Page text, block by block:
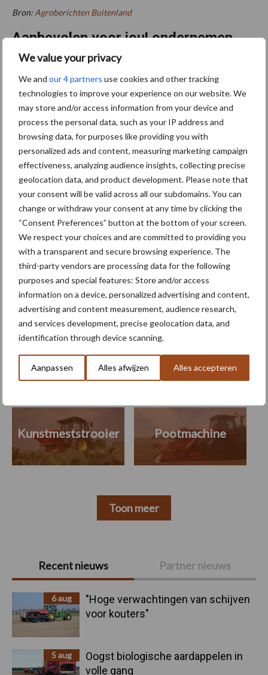
We value your privacy
We and our 4 partners use cookies and other tracking
technologies to improve your experience on our website. We
may store and/or access information from your device and
process the personal data, such as your IP address and
browsing data, for purposes like providing you with
personalized ads and content, measuring marketing campaign
effectiveness, analyzing audience insights, collecting precise
geolocation data, and product development. Please note that
your consent will be valid across all our subdomains. You can
change or withdraw your consent at any time by clicking the
“Consent Preferences” button at the bottom of your screen.
We respect your choices and are committed to providing you
with a transparent and secure browsing experience. The
third-party vendors are processing data for the following
purposes and special features: Store and/or access
information on a device, personalized advertising and content,
advertising and content measurement, audience research,
and services development, precise geolocation data, and
identification through device scanning.
Aanpassen Alles afwijzen Alles accepteren
Bron: Agroberichten Buitenland
Primaire
Sidebar
Recent nieuws Partner nieuws
6 aug
"Hoge verwachtingen van schijven
voor kouters"
5 aug
Oogst biologische aardappelen in
volle gang
Aanbevolen voor jou! ondernemen
Hoe track & trace-systemen
helpen bij het terugvinden
van gestolen materieel
ATH en GTH 2026: smart
farming, autonome
voersystemen en mobiele
energievoorziening
BIG Challenge maakt
voorlopige opbrengst van
ruim 1,24 miljoen euro
bekend
Themapagina's
Kunstmeststrooier Pootmachine
Toon meer